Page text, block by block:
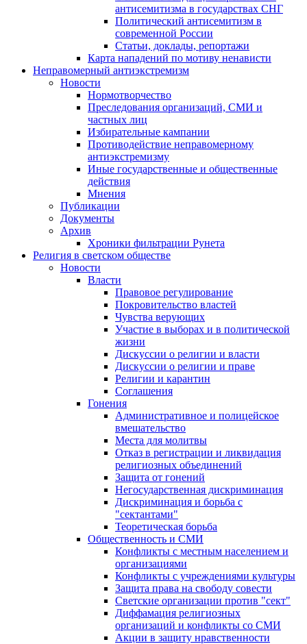
антисемитизма в государствах СНГ
Политический антисемитизм в
современной России
Статьи, доклады, репортажи
Карта нападений по мотиву ненависти
Неправомерный антиэкстремизм
Новости
Нормотворчество
Преследования организаций, СМИ и
частных лиц
Избирательные кампании
Противодействие неправомерному
антиэкстремизму
Иные государственные и общественные
действия
Мнения
Публикации
Документы
Архив
Хроники фильтрации Рунета
Религия в светском обществе
Новости
Власти
Правовое регулирование
Покровительство властей
Чувства верующих
Участие в выборах и в политической
жизни
Дискуссии о религии и власти
Дискуссии о религии и праве
Религии и карантин
Соглашения
Гонения
Административное и полицейское
вмешательство
Места для молитвы
Отказ в регистрации и ликвидация
религиозных объединений
Защита от гонений
Негосударственная дискриминация
Дискриминация и борьба с
"сектантами"
Теоретическая борьба
Общественность и СМИ
Конфликты с местным населением и
организациями
Конфликты с учреждениями культуры
Защита права на свободу совести
Светские организации против "сект"
Диффамация религиозных
организаций и конфликты со СМИ
Акции в защиту нравственности